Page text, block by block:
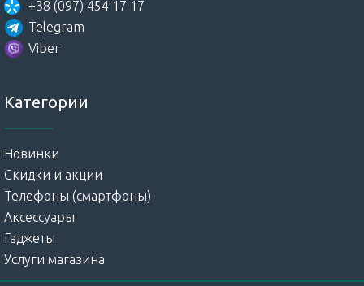
+38 (097) 454 17 17
Telegram
Viber
Категории
Новинки
Скидки и акции
Телефоны (смартфоны)
Аксессуары
Гаджеты
Услуги магазина